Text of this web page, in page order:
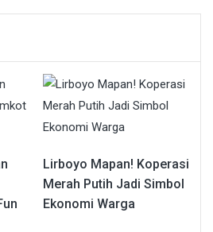
Lirboyo Mapan! Koperasi
Merah Putih Jadi Simbol
Ekonomi Warga